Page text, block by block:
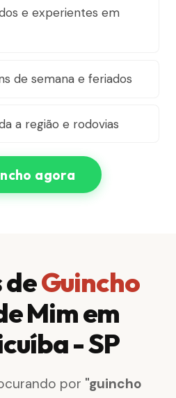
e experientes em
de semana e feriados
a região e rodovias
agora
deGuincho
Mim em
- SP
por "guincho